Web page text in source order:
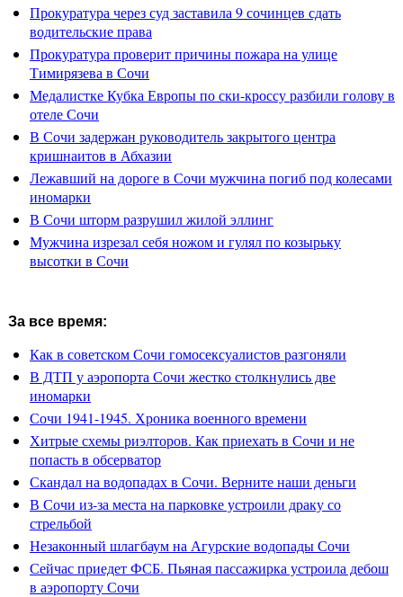
Прокуратура через суд заставила 9 сочинцев сдать
водительские права
Прокуратура проверит причины пожара на улице
Тимирязева в Сочи
Медалистке Кубка Европы по ски-кроссу разбили голову в
отеле Сочи
В Сочи задержан руководитель закрытого центра
кришнаитов в Абхазии
Лежавший на дороге в Сочи мужчина погиб под колесами
иномарки
В Сочи шторм разрушил жилой эллинг
Мужчина изрезал себя ножом и гулял по козырьку
высотки в Сочи
За все время:
Как в советском Сочи гомосексуалистов разгоняли
В ДТП у аэропорта Сочи жестко столкнулись две
иномарки
Сочи 1941-1945. Хроника военного времени
Хитрые схемы риэлторов. Как приехать в Сочи и не
попасть в обсерватор
Скандал на водопадах в Сочи. Верните наши деньги
В Сочи из-за места на парковке устроили драку со
стрельбой
Незаконный шлагбаум на Агурские водопады Сочи
Сейчас приедет ФСБ. Пьяная пассажирка устроила дебош
в аэропорту Сочи